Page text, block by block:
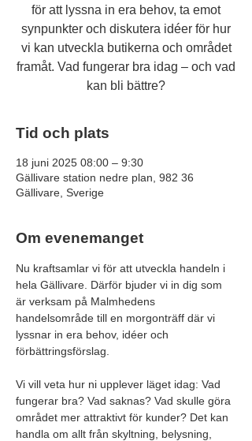
för att lyssna in era behov, ta emot
synpunkter och diskutera idéer för hur
vi kan utveckla butikerna och området
framåt. Vad fungerar bra idag – och vad
kan bli bättre?
Tid och plats
18 juni 2025 08:00 – 9:30
Gällivare station nedre plan, 982 36
Gällivare, Sverige
Om evenemanget
Nu kraftsamlar vi för att utveckla handeln i
hela Gällivare. Därför bjuder vi in dig som
är verksam på Malmhedens
handelsområde till en morgonträff där vi
lyssnar in era behov, idéer och
förbättringsförslag.
Vi vill veta hur ni upplever läget idag: Vad
fungerar bra? Vad saknas? Vad skulle göra
området mer attraktivt för kunder? Det kan
handla om allt från skyltning, belysning,